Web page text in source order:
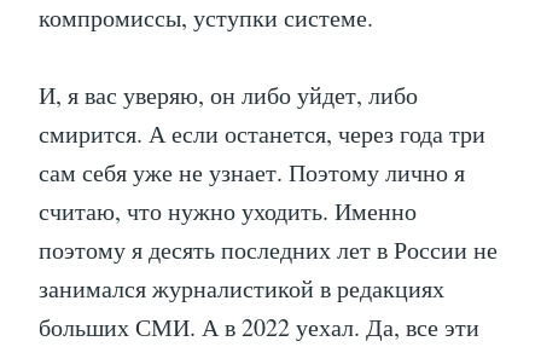
компромиссы, уступки системе.
И, я вас уверяю, он либо уйдет, либо
смирится. А если останется, через года три
сам себя уже не узнает. Поэтому лично я
считаю, что нужно уходить. Именно
поэтому я десять последних лет в России не
занимался журналистикой в редакциях
больших СМИ. А в 2022 уехал. Да, все эти